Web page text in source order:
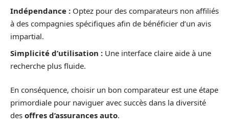
Indépendance : Optez pour des comparateurs non affiliés
à des compagnies spécifiques afin de bénéficier d’un avis
impartial.
Simplicité d’utilisation : Une interface claire aide à une
recherche plus fluide.
En conséquence, choisir un bon comparateur est une étape
primordiale pour naviguer avec succès dans la diversité
des offres d’assurances auto.